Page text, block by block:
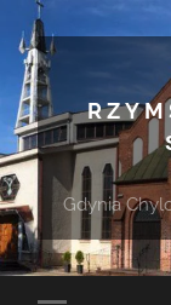
Gdynia